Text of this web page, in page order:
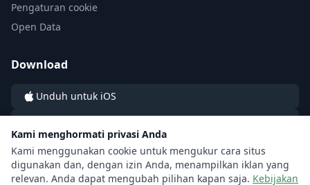
Pengaturan cookie
Open Data
Download
Unduh untuk iOS
Unduh untuk Android
Kami menghormati privasi Anda
Kami menggunakan cookie untuk mengukur cara situs
digunakan dan, dengan izin Anda, menampilkan iklan yang
relevan. Anda dapat mengubah pilihan kapan saja. Kebijakan